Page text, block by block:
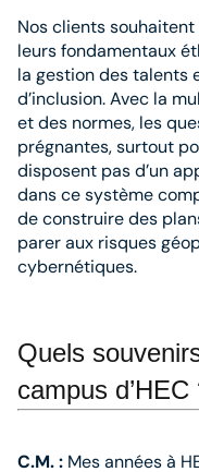
Nos clients
leurs fondamentaux
la gestion des talents
d’inclusion. Avec la
et des normes, les
prégnantes, surtout
disposent pas d’un
dans ce système
de construire des
parer aux risques
cybernétiques.
Quels
campus d’HEC
C.M. : Mes années à